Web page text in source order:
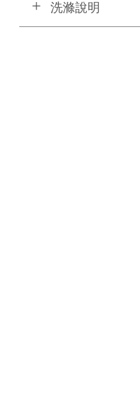
洗滌說明